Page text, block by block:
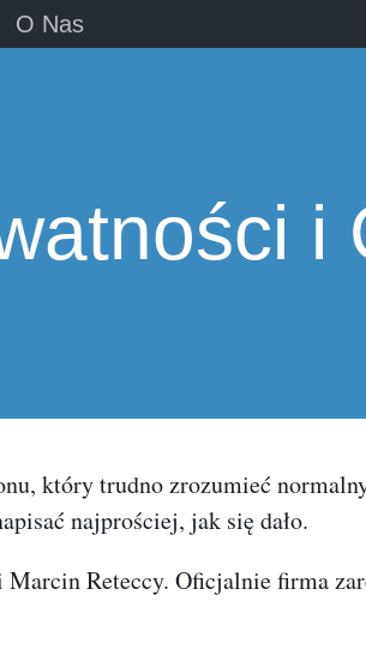
O Nas
i
który trudno zrozumieć
najprościej, jak się dało.
Marcin Reteccy. Oficjalnie firma